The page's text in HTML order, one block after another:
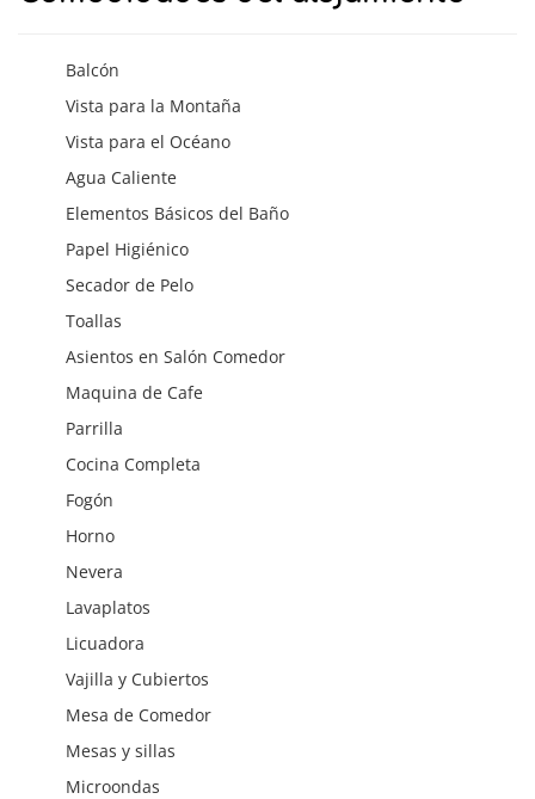
Balcón
Vista para la Montaña
Vista para el Océano
Agua Caliente
Elementos Básicos del Baño
Papel Higiénico
Secador de Pelo
Toallas
Asientos en Salón Comedor
Maquina de Cafe
Parrilla
Cocina Completa
Fogón
Horno
Nevera
Lavaplatos
Licuadora
Vajilla y Cubiertos
Mesa de Comedor
Mesas y sillas
Microondas